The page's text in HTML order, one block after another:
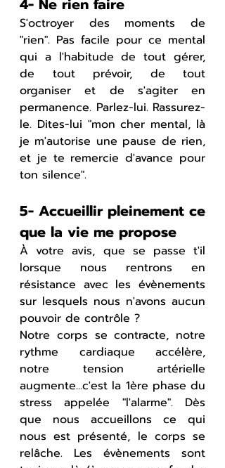
S'octroyer des moments de
"rien". Pas facile pour ce mental
qui a l'habitude de tout gérer,
de tout prévoir, de tout
organiser et de s'agiter en
permanence. Parlez-lui. Rassurez-
le. Dites-lui "mon cher mental, là
je m'autorise une pause de rien,
et je te remercie d'avance pour
ton silence".
5- Accueillir pleinement ce
que la vie me propose
À votre avis, que se passe t'il
lorsque nous rentrons en
résistance avec les évènements
sur lesquels nous n'avons aucun
pouvoir de contrôle ?
Notre corps se contracte, notre
rythme cardiaque accélère,
notre tension artérielle
augmente...c'est la 1ère phase du
stress appelée "l'alarme". Dès
que nous accueillons ce qui
nous est présenté, le corps se
relâche. Les évènements sont